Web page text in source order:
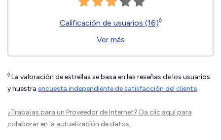
Calificación de usuarios (16)◊
Ver más
◊ La valoración de estrellas se basa en las reseñas de los usuarios
y nuestra encuesta independiente de satisfacción del cliente.
¿Trabajas para un Proveedor de Internet? Da clic aquípara
colaborar en la actualización de datos.